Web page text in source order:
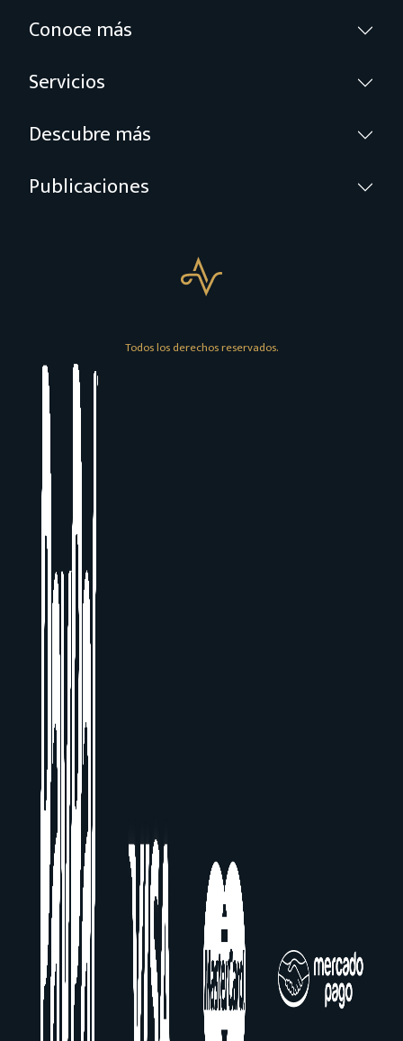
Conoce más
Servicios
Descubre más
Publicaciones
Todos los derechos reservados.